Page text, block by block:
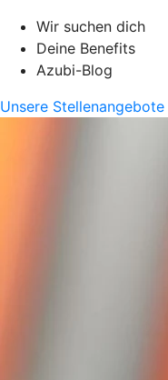
Wir suchen dich
Deine Benefits
Azubi-Blog
Unsere Stellenangebote